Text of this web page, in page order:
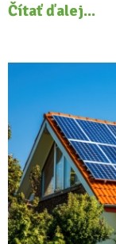
Čítať ďalej...